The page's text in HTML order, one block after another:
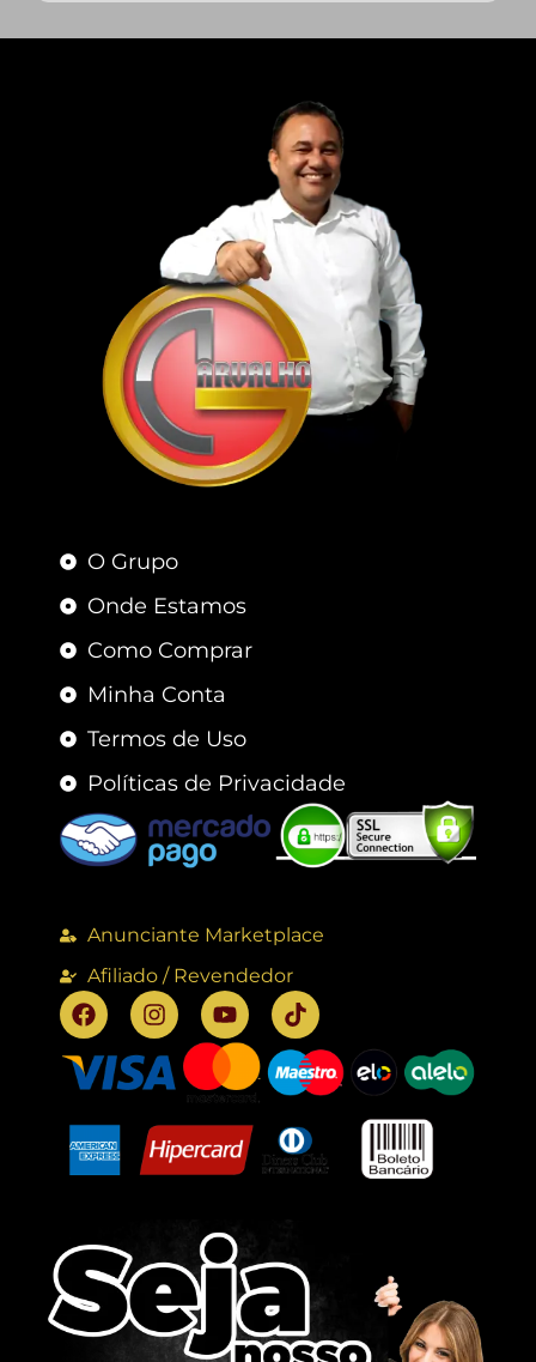
O Grupo
Onde Estamos
Como Comprar
Minha Conta
Termos de Uso
Políticas de Privacidade
Anunciante Marketplace
Afiliado / Revendedor